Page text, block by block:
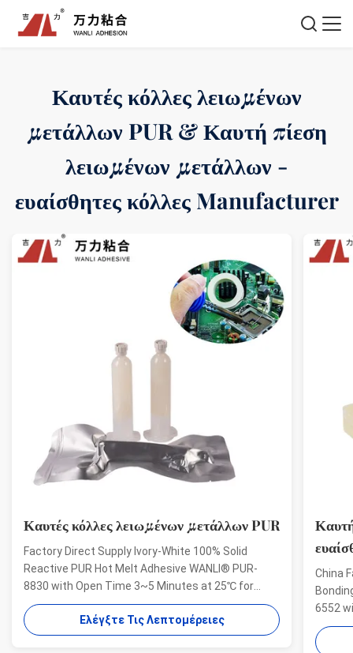
Καυτές κόλλες λειωμένων
μετάλλων PUR & Καυτή πίεση
λειωμένων μετάλλων -
ευαίσθητες κόλλες Manufacturer
Καυτές κόλλες λειωμένων μετάλλων PUR
Factory Direct Supply Ivory-White 100% Solid
Reactive PUR Hot Melt Adhesive WANLI® PUR-
8830 with Open Time 3~5 Minutes at 25℃ for
Electrical Structural Bonding, Perfect Bonding
Strength Wanli® PUR hot melt adhesive PUR-8830
for electronics structural bonding is a single-
Ελέγξτε Τις Λεπτομέρειες
China
6552
And
Aging